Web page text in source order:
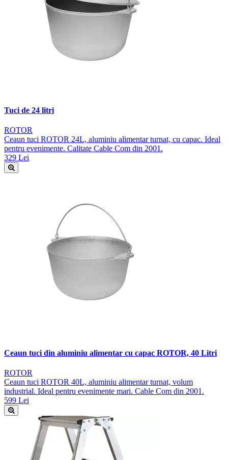
Tuci de 24 litri
ROTOR
Ceaun tuci ROTOR 24L, aluminiu alimentar turnat, cu capac. Ideal
pentru evenimente. Calitate Cable Com din 2001.
329 Lei
Ceaun tuci din aluminiu alimentar cu capac ROTOR, 40 Litri
ROTOR
Ceaun tuci ROTOR 40L, aluminiu alimentar turnat, volum
industrial. Ideal pentru evenimente mari. Cable Com din 2001.
599 Lei